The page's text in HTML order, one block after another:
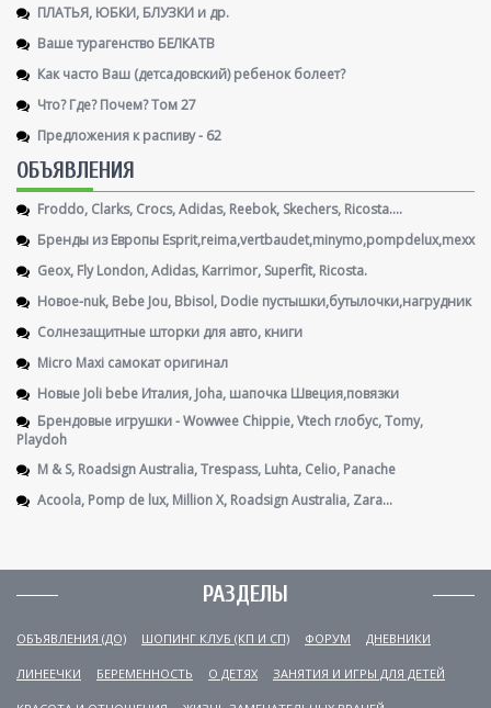
ПЛАТЬЯ, ЮБКИ, БЛУЗКИ и др.
Ваше турагенство БЕЛКАТВ
Как часто Ваш (детсадовский) ребенок болеет?
Что? Где? Почем? Том 27
Предложения к распиву - 62
ОБЪЯВЛЕНИЯ
Froddo, Clarks, Crocs, Adidas, Reebok, Skechers, Ricosta....
Бренды из Европы Esprit,reima,vertbaudet,minymo,pompdelux,mexx
Geox, Fly London, Adidas, Karrimor, Superfit, Ricosta.
Новое-nuk, Bebe Jou, Bbisol, Dodie пустышки,бутылочки,нагрудник
Солнезащитные шторки для авто, книги
Micro Maxi самокат оригинал
Новые Joli bebe Италия, Joha, шапочка Швеция,повязки
Брендовые игрушки - Wowwee Chippie, Vtech глобус, Tomy,
Playdoh
М & S, Roadsign Australia, Trespass, Luhta, Celio, Panache
Acoola, Pomp de lux, Million X, Roadsign Australia, Zara...
РАЗДЕЛЫ
ОБЪЯВЛЕНИЯ (ДО) ШОПИНГ КЛУБ (КП И СП) ФОРУМ ДНЕВНИКИ
ЛИНЕЕЧКИ БЕРЕМЕННОСТЬ О ДЕТЯХ ЗАНЯТИЯ И ИГРЫ ДЛЯ ДЕТЕЙ